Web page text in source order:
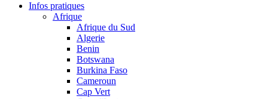
Infos pratiques
Afrique
Afrique du Sud
Algerie
Benin
Botswana
Burkina Faso
Cameroun
Cap Vert